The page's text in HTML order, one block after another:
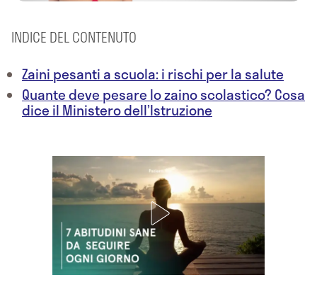
INDICE DEL CONTENUTO
Zaini pesanti a scuola: i rischi per la salute
Quante deve pesare lo zaino scolastico? Cosa
dice il Ministero dell’Istruzione